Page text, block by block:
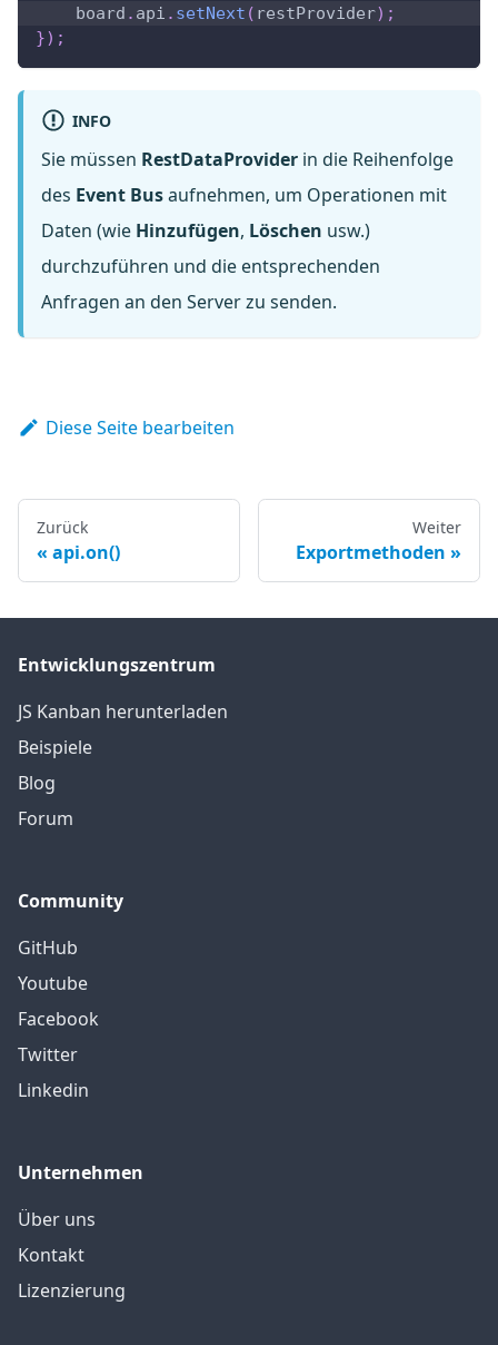
    board
. api . setNext ( restProvider) ;
}) ;
INFO
Sie müssen RestDataProvider in die Reihenfolge
des Event Busaufnehmen, um Operationen mit
Daten (wie Hinzufügen, Löschen usw.)
durchzuführen und die entsprechenden
Anfragen an den Server zu senden.
Diese Seite bearbeiten
Zurück
api.on()
Weiter
Exportmethoden
Entwicklungszentrum
JS Kanban herunterladen
Beispiele
Blog
Forum
Community
GitHub
Youtube
Facebook
Twitter
Linkedin
Unternehmen
Über uns
Kontakt
Lizenzierung